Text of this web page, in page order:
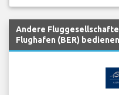
Andere
Flughafen (BER) bedienen